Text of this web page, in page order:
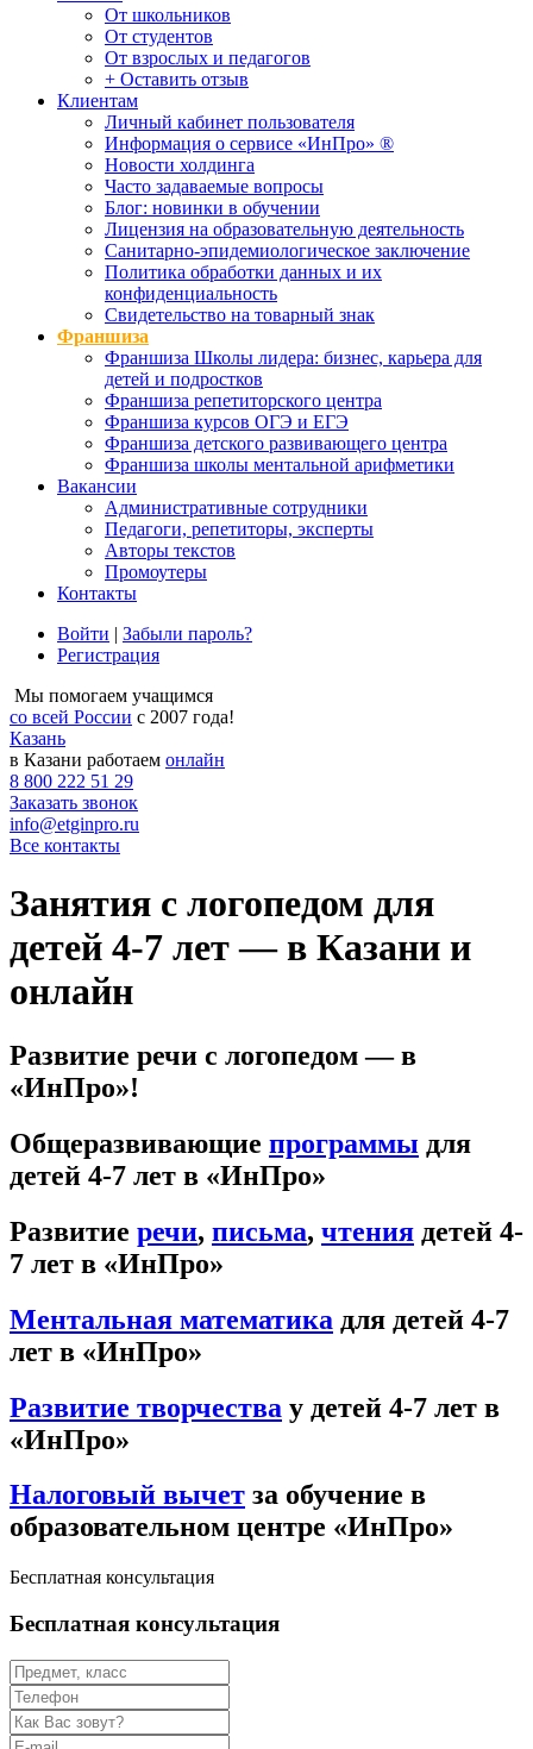
От школьников
От студентов
От взрослых и педагогов
+ Оставить отзыв
Клиентам
Личный кабинет пользователя
Информация о сервисе «ИнПро» ®
Новости холдинга
Часто задаваемые вопросы
Блог: новинки в обучении
Лицензия на образовательную деятельность
Санитарно-эпидемиологическое заключение
Политика обработки данных и их
конфиденциальность
Свидетельство на товарный знак
Франшиза
Франшиза Школы лидера: бизнес, карьера для
детей и подростков
Франшиза репетиторского центра
Франшиза курсов ОГЭ и ЕГЭ
Франшиза детского развивающего центра
Франшиза школы ментальной арифметики
Вакансии
Административные сотрудники
Педагоги, репетиторы, эксперты
Авторы текстов
Промоутеры
Контакты
Войти | Забыли пароль?
Регистрация
Мы помогаем учащимся
со всей России с 2007 года!
Казань
в Казани работаем онлайн
8 800 222 51 29
Заказать звонок
info@etginpro.ru
Все контакты
Занятия с логопедом для
детей 4-7 лет — в Казани и
онлайн
Развитие речи с логопедом — в
«ИнПро»!
Общеразвивающие программы для
детей 4-7 лет в «ИнПро»
Развитие речи, письма, чтения детей 4-
7 лет в «ИнПро»
Ментальная математика для детей 4-7
лет в «ИнПро»
Развитие творчества у детей 4-7 лет в
«ИнПро»
Налоговый вычет за обучение в
образовательном центре «ИнПро»
Бесплатная консультация
Бесплатная консультация